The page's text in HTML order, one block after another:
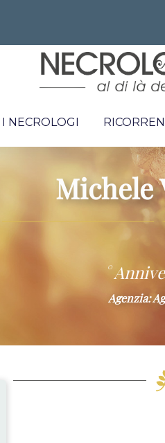
NECROLOGI
Michele
~
°
Agenzia: